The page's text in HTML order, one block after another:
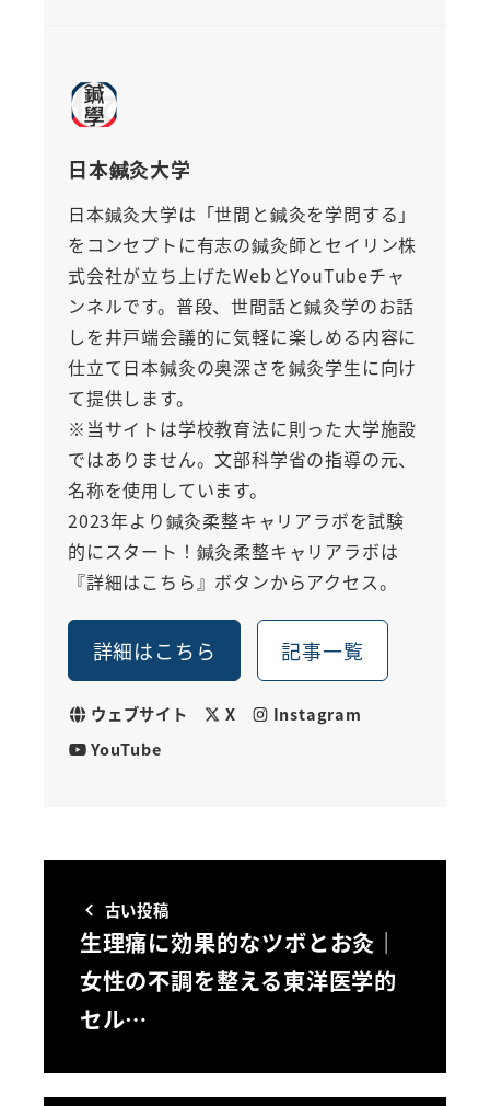
日本鍼灸大学
日本鍼灸大学は「世間と鍼灸を学問する」
をコンセプトに有志の鍼灸師とセイリン株
式会社が立ち上げたWebとYouTubeチャ
ンネルです。普段、世間話と鍼灸学のお話
しを井戸端会議的に気軽に楽しめる内容に
仕立て日本鍼灸の奥深さを鍼灸学生に向け
て提供します。
※当サイトは学校教育法に則った大学施設
ではありません。文部科学省の指導の元、
名称を使用しています。
2023年より鍼灸柔整キャリアラボを試験
的にスタート！鍼灸柔整キャリアラボは
『詳細はこちら』ボタンからアクセス。
詳細はこちら 記事一覧
ウェブサイト X
Instagram
YouTube
古い投稿
生理痛に効果的なツボとお灸｜
女性の不調を整える東洋医学的
セル…